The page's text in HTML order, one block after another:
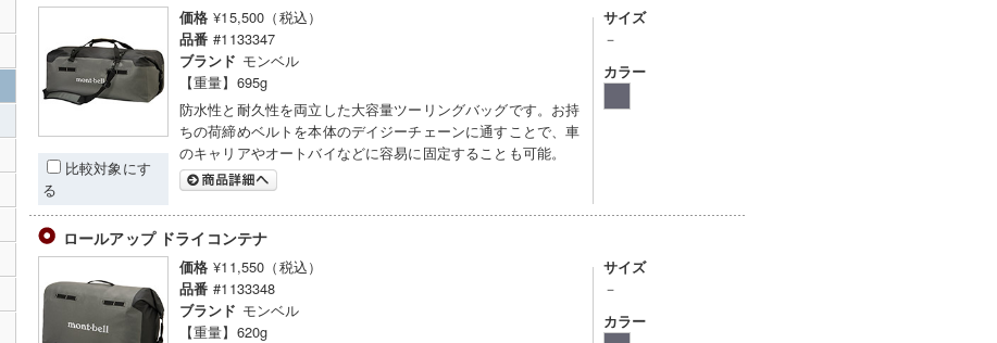
比較対象にす
る
価格 ¥15,500（税込）
品番 #1133347
ブランド モンベル
【重量】695g
防水性と耐久性を両立した大容量ツーリングバッグです。お持
ちの荷締めベルトを本体のデイジーチェーンに通すことで、車
のキャリアやオートバイなどに容易に固定することも可能。
サイズ
－
カラー
ロールアップ ドライコンテナ
価格 ¥11,550（税込）
品番 #1133348
ブランド モンベル
【重量】620g
サイズ
－
カラー